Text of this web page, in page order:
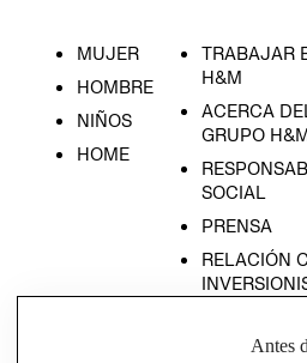
MUJER
HOMBRE
NIÑOS
HOME
TRABAJAR
H&M
ACERCA
GRUPO
SOCIAL
PRENSA
RELACIÓN
Antes